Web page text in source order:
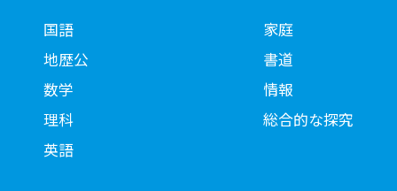
国語
地歴公
数学
理科
英語
家庭
書道
情報
総合的な探究